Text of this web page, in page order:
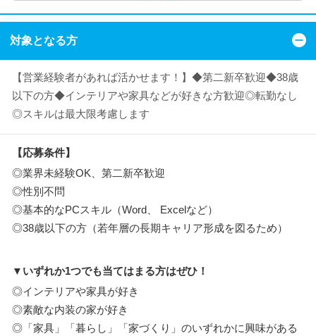
対象となる方
【営業経験者があれば活かせます！】◆第二新卒歓迎◆38歳
以下の方◆インテリアや家具などが好きな方歓迎◎転勤なし
◎スキルは最大限考慮します
【応募条件】
◎業界未経験OK、第二新卒歓迎
◎性別不問
◎基本的なPCスキル（Word、 Excelなど）
◎38歳以下の方（若年層の長期キャリア形成を図るため）
▼いずれか1つでも当てはまる方はぜひ！
◎インテリアや家具が好き
◎素敵な内装の家が好き
◎「家具」「暮らし」「家づくり」のいずれかに興味がある